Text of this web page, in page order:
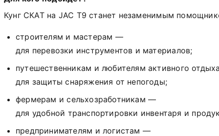
КунгСКАТна JAC T9 станет незаменимым
строителям и мастерам —
для перевозки инструментов и материалов;
путешественникам и любителям активного
для защиты снаряжения от непогоды;
фермерам и сельхозработникам —
для удобной транспортировки инвентаря и
предпринимателям и логистам —